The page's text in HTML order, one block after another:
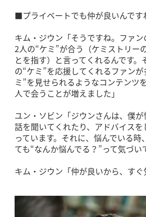
■プライベートでも仲が良いんです
キム・ジウン「そうですね。ファ
2人の“ケミ”が合う（ケミストリー
とを指す）と言ってくれるんです。
の“ケミ”を応援してくれるファン
ミ”を見せられるようなコンテンツ
人で会うことが増えました」
ユン・ソビン「ジウンさんは、僕が
話を聞いてくれたり、アドバイス
っています。それに、悩んでいる時
ても“なんか悩んでる？”って気づい
キム・ジウン「仲が良いから、すぐ